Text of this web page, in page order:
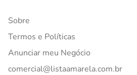
Sobre
Termos e Políticas
Anunciar meu Negócio
comercial@listaamarela.com.br